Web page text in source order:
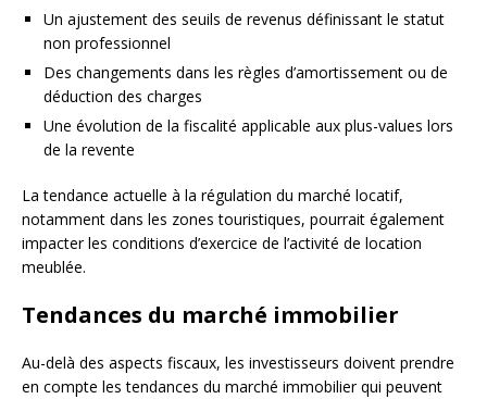
Un ajustement des seuils de revenus définissant le statut
non professionnel
Des changements dans les règles d’amortissement ou de
déduction des charges
Une évolution de la fiscalité applicable aux plus-values lors
de la revente
La tendance actuelle à la régulation du marché locatif,
notamment dans les zones touristiques, pourrait également
impacter les conditions d’exercice de l’activité de location
meublée.
Tendances du marché immobilier
Au-delà des aspects fiscaux, les investisseurs doivent prendre
en compte les tendances du marché immobilier qui peuvent